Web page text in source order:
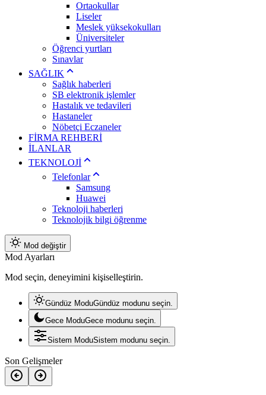
Ortaokullar
Liseler
Meslek yüksekokulları
Üniversiteler
Öğrenci yurtları
Sınavlar
SAĞLIK
Sağlık haberleri
SB elektronik işlemler
Hastalık ve tedavileri
Hastaneler
Nöbetçi Eczaneler
FİRMA REHBERİ
İLANLAR
TEKNOLOJİ
Telefonlar
Samsung
Huawei
Teknoloji haberleri
Teknolojik bilgi öğrenme
Mod değiştir
Mod Ayarları
Mod seçin, deneyimini kişiselleştirin.
Gündüz ModuGündüz modunu seçin.
Gece ModuGece modunu seçin.
Sistem ModuSistem modunu seçin.
Son Gelişmeler